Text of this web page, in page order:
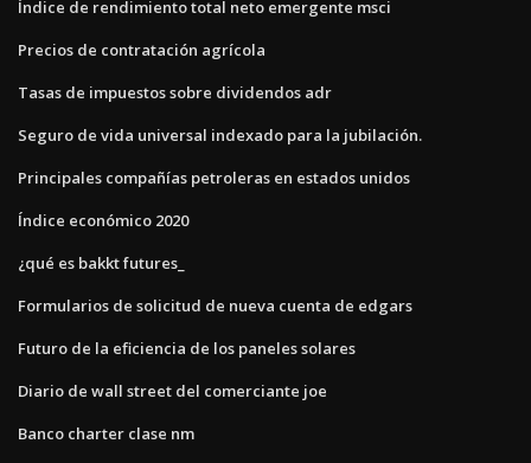
Índice de rendimiento total neto emergente msci
Precios de contratación agrícola
Tasas de impuestos sobre dividendos adr
Seguro de vida universal indexado para la jubilación.
Principales compañías petroleras en estados unidos
Índice económico 2020
¿qué es bakkt futures_
Formularios de solicitud de nueva cuenta de edgars
Futuro de la eficiencia de los paneles solares
Diario de wall street del comerciante joe
Banco charter clase nm